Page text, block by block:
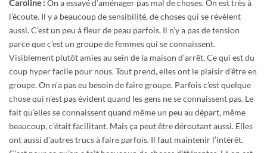
Caroline :On a essayé d’aménager pas mal de choses. On est très à
l’écoute. Il y a beaucoup de sensibilité, de choses qui se révèlent
aussi. C’est un peu à fleur de peau parfois. Il n’y a pas de tension
parce que c’est un groupe de femmes qui se connaissent.
Visiblement plutôt amies au sein de la maison d’arrêt. Ce qui est du
coup hyper facile pour nous. Tout prend, elles ont le plaisir d’être en
groupe. On n’a pas eu besoin de faire groupe. Parfois c’est quelque
chose qui n’est pas évident quand les gens ne se connaissent pas. Le
fait qu’elles se connaissent quand même un peu au départ, même
beaucoup, c’était facilitant. Mais ça peut être déroutant aussi. Elles
ont aussi d’autres trucs à faire parfois. Il faut maintenir l’intérêt.